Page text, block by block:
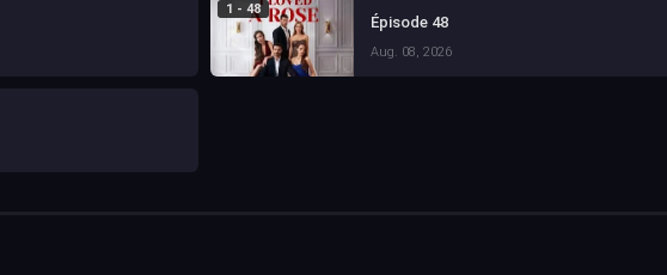
1 - 48
Épisode 48
Aug. 08, 2026